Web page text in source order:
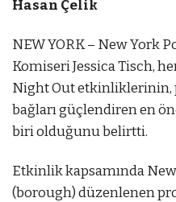
Hasan Çelik
NEW YORK – New York
Komiseri Jessica Tisch,
Night Out etkinliklerinin,
bağları güçlendiren en
biri olduğunu belirtti.
Etkinlik kapsamında
(borough) düzenlenen